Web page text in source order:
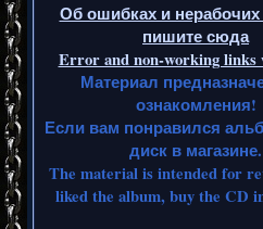
Об ошибках и
пишите сюда
Error and non-working links
Материал
ознакомления!
Если вам понравился
диск в магазине.
The material is intended for
liked the album, buy the CD